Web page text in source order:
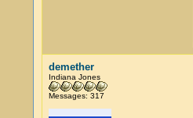
demether
Indiana Jones
Messages: 317